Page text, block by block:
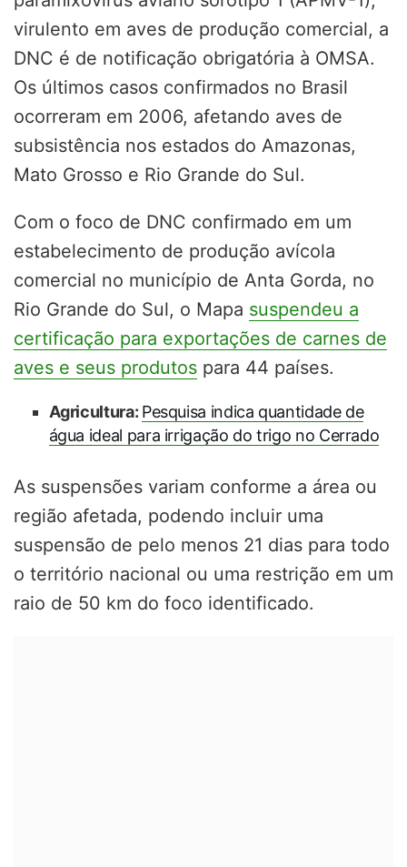
virulento em aves de produção comercial, a
DNC é de notificação obrigatória à OMSA.
Os últimos casos confirmados no Brasil
ocorreram em 2006, afetando aves de
subsistência nos estados do Amazonas,
Mato Grosso e Rio Grande do Sul.
Com o foco de DNC confirmado em um
estabelecimento de produção avícola
comercial no município de Anta Gorda, no
Rio Grande do Sul, o Mapa suspendeu a
certificação para exportações de carnes de
aves e seus produtos para 44 países.
Agricultura: Pesquisa indica quantidade de
água ideal para irrigação do trigo no Cerrado
As suspensões variam conforme a área ou
região afetada, podendo incluir uma
suspensão de pelo menos 21 dias para todo
o território nacional ou uma restrição em um
raio de 50 km do foco identificado.